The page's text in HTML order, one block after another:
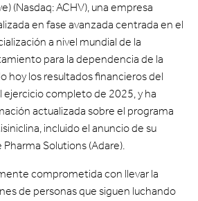
(Nasdaq: ACHV), una empresa
en fase avanzada centrada en el
a nivel mundial de la
para la dependencia de la
hoy los resultados financieros del
completo de 2025, y ha
actualizada sobre el programa
incluido el anuncio de su
Solutions (Adare).
comprometida con llevar la
de personas que siguen luchando